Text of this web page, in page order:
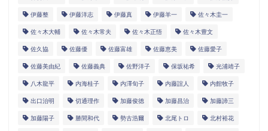
伊藤整 伊藤洋志 伊藤真 伊藤羊一 佐々木圭一
佐々木大輔 佐々木常夫 佐々木正悟 佐々木豊文
佐久協 佐藤優 佐藤富雄 佐藤恵美 佐藤愛子
佐藤美由紀 佐藤義典 佐野洋子 保坂祐希 光浦靖子
八木龍平 内海桂子 内澤旬子 内藤誼人 内館牧子
出口治明 切通理作 加藤俊徳 加藤昌治 加藤諦三
加藤陽子 勝間和代 勢古浩爾 北尾トロ 北村裕花